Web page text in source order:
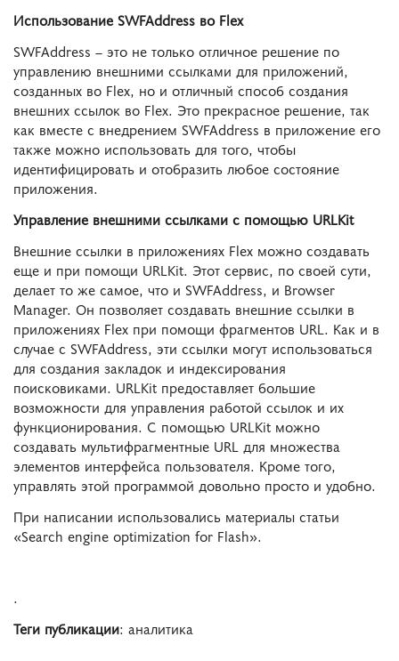
Использование SWFAddress во Flex
SWFAddress – это не только отличное решение по
управлению внешними ссылками для приложений,
созданных во Flex, но и отличный способ создания
внешних ссылок во Flex. Это прекрасное решение, так
как вместе с внедрением SWFAddress в приложение его
также можно использовать для того, чтобы
идентифицировать и отобразить любое состояние
приложения.
Управление внешними ссылками с помощью URLKit
Внешние ссылки в приложениях Flex можно создавать
еще и при помощи URLKit. Этот сервис, по своей сути,
делает то же самое, что и SWFAddress, и Browser
Manager. Он позволяет создавать внешние ссылки в
приложениях Flex при помощи фрагментов URL. Как и в
случае с SWFAddress, эти ссылки могут использоваться
для создания закладок и индексирования
поисковиками. URLKit предоставляет большие
возможности для управления работой ссылок и их
функционирования. С помощью URLKit можно
создавать мультифрагментные URL для множества
элементов интерфейса пользователя. Кроме того,
управлять этой программой довольно просто и удобно.
При написании использовались материалы статьи
«Search engine optimization for Flash».
.
Теги публикации: аналитика